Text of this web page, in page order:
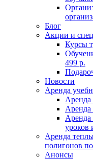
Блог
Акции и
Курсы
499 р.
Новости
Аренда
Аренда
Аренда
Аренда
уроков
Аренда
полигонов
Анонсы